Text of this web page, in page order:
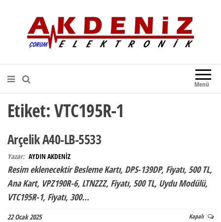
Akdeniz Elektronik
Teknik Destek, Kaliteli Hizmet |
Çorum Elektronik Firması
Menü
Etiket:VTC195R-1
Arçelik A40-LB-5533
Yazar: AYDIN AKDENİZ
Resim eklenecektir Besleme Kartı, DPS-139DP, Fiyatı, 500 TL,
Ana Kart, VPZ190R-6, LTNZZZ, Fiyatı, 500 TL, Uydu Modülü,
VTC195R-1, Fiyatı, 300…
22 Ocak 2025 Kapalı